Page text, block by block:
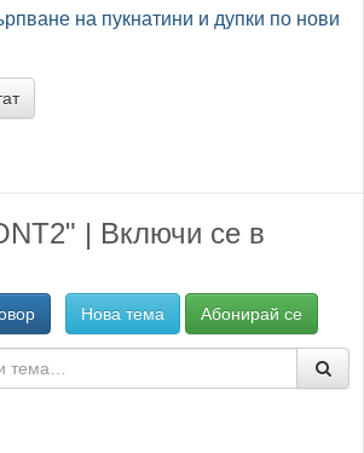
на пукнатини и дупки по нови
| Включи се в
Нова тема Абонирай се